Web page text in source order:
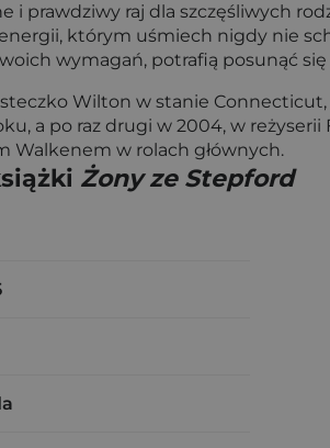
prawdziwy raj dla szczęśliwych
którym uśmiech nigdy nie
wymagań, potrafią posunąć
Wilton w stanie
a po raz drugi w 2004, w
Walkenem w rolach głównych.
Żony ze Stepford